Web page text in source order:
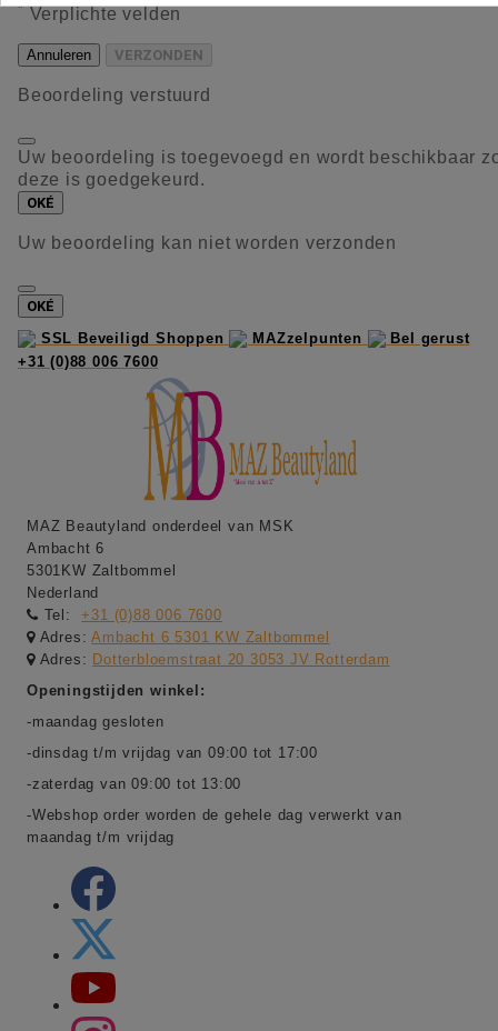
* Verplichte velden
Annuleren VERZONDEN
Beoordeling verstuurd
Uw beoordeling is toegevoegd en wordt beschikbaar
deze is goedgekeurd.
OKÉ
Uw beoordeling kan niet worden verzonden
OKÉ
SSL Beveiligd Shoppen
MAZzelpunten
Bel gerust
+31 (0)88 006 7600
MAZ Beautyland onderdeel van MSK
Ambacht 6
5301KW Zaltbommel
Nederland
Tel:
+31 (0)88 006 7600
Adres:Ambacht 6 5301 KW Zaltbommel
Adres: Dotterbloemstraat 20 3053 JV Rotterdam
Openingstijden winkel:
-maandag gesloten
-dinsdag t/m vrijdag van 09:00 tot 17:00
-zaterdag van 09:00 tot 13:00
-Webshop order worden de gehele dag verwerkt van
maandag t/m vrijdag